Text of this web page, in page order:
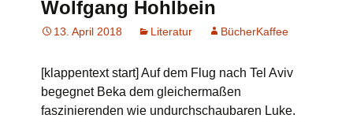
Wolfgang Hohlbein
13. April 2018 Literatur BücherKaffee
[klappentext start] Auf dem Flug nach Tel Aviv
begegnet Beka dem gleichermaßen
faszinierenden wie undurchschaubaren Luke.